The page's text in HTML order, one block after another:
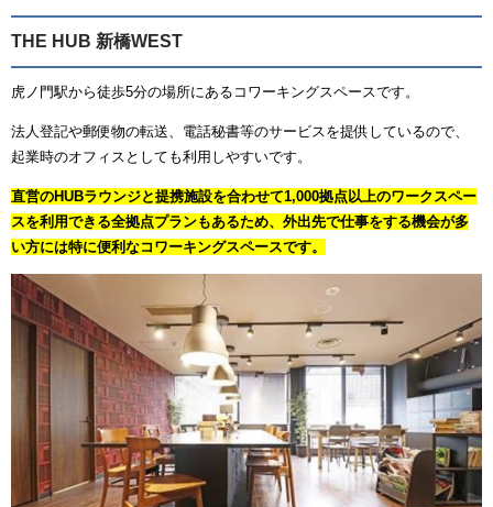
THE HUB 新橋WEST
虎ノ門駅から徒歩5分の場所にあるコワーキングスペースです。
法人登記や郵便物の転送、電話秘書等のサービスを提供しているので、
起業時のオフィスとしても利用しやすいです。
直営のHUBラウンジと提携施設を合わせて1,000拠点以上のワークスペー
スを利用できる全拠点プランもあるため、外出先で仕事をする機会が多
い方には特に便利なコワーキングスペースです。